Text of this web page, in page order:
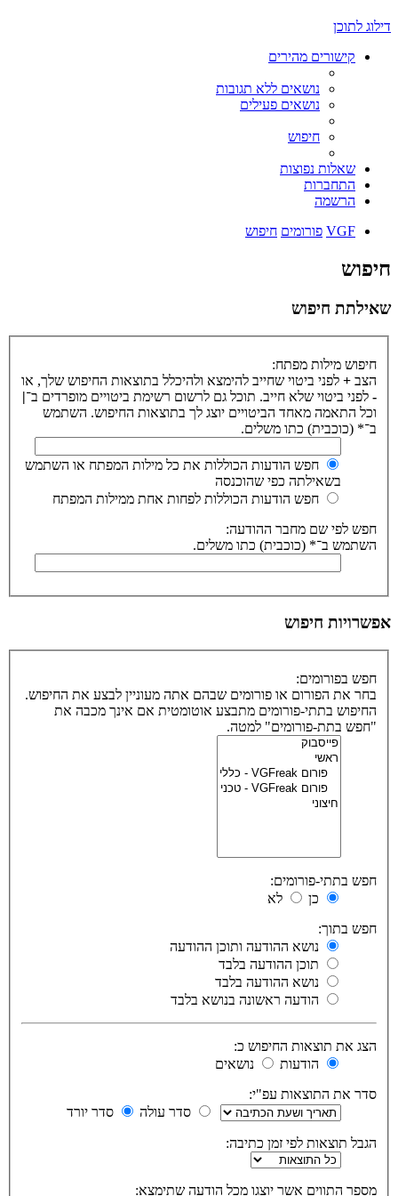
דילוג לתוכן
קישורים מהירים
נושאים ללא תגובות
נושאים פעילים
חיפוש
שאלות נפוצות
התחברות
הרשמה
VGF פורומים חיפוש
חיפוש
שאילתת חיפוש
חיפוש מילות מפתח:
הצב + לפני ביטוי שחייב להימצא ולהיכלל בתוצאות החיפוש שלך, או
- לפני ביטוי שלא חייב. תוכל גם לרשום רשימת ביטויים מופרדים ב־|
וכל התאמה מאחד הביטויים יוצג לך בתוצאות החיפוש. השתמש
ב־* (כוכבית) כתו משלים.
חפש הודעות הכוללות את כל מילות המפתח או השתמש
בשאילתה כפי שהוכנסה
חפש הודעות הכוללות לפחות אחת ממילות המפתח
חפש לפי שם מחבר ההודעה:
השתמש ב־* (כוכבית) כתו משלים.
אפשרויות חיפוש
חפש בפורומים:
בחר את הפורום או פורומים שבהם אתה מעוניין לבצע את החיפוש.
החיפוש בתתי-פורומים מתבצע אוטומטית אם אינך מכבה את
"חפש בתת-פורומים" למטה.
חפש בתתי-פורומים:
כן
לא
חפש בתוך:
נושא ההודעה ותוכן ההודעה
תוכן ההודעה בלבד
נושא ההודעה בלבד
הודעה ראשונה בנושא בלבד
הצג את תוצאות החיפוש כ:
הודעות
נושאים
סדר את התוצאות עפ"י:
סדר עולה
סדר יורד
הגבל תוצאות לפי זמן כתיבה:
מספר התווים אשר יוצגו מכל הודעה שתימצא: